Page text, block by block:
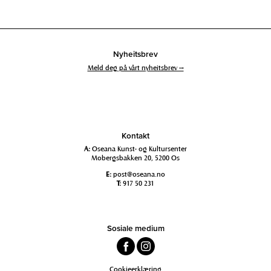
Nyheitsbrev
Meld deg på vårt nyheitsbrev →
Kontakt
A: Oseana Kunst- og Kultursenter
Mobergsbakken 20, 5200 Os
E: post@oseana.no
T: 917 50 231
Sosiale medium
Cookieerklæring